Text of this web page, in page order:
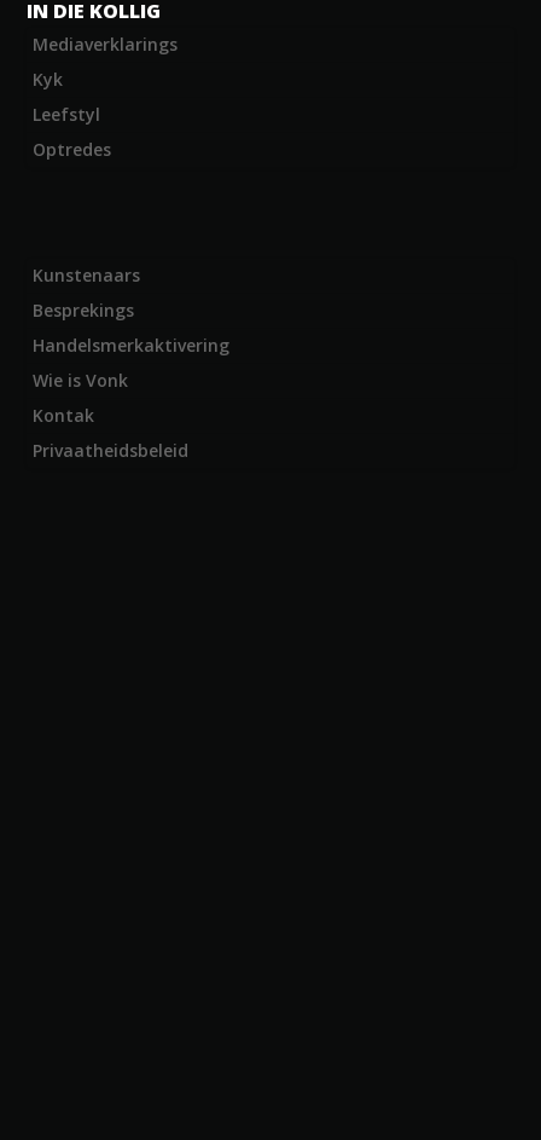
IN DIE KOLLIG
Mediaverklarings
Kyk
Leefstyl
Optredes
Kunstenaars
Besprekings
Handelsmerkaktivering
Wie is Vonk
Kontak
Privaatheidsbeleid